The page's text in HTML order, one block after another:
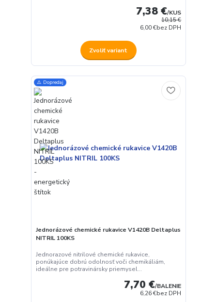
10,15 €
7,38 €/KUS
6,00 €bez DPH
Zvoliť variant
⚠️ Dopredaj
Jednorázové chemické rukavice V1420B Deltaplus
NITRIL 100KS
Jednorazové nitrilové chemické rukavice,
ponúkajúce dobrú odolnosť voči chemikáliám,
ideálne pre potravinársky priemysel...
7,70 €/BALENIE
6,26 €bez DPH